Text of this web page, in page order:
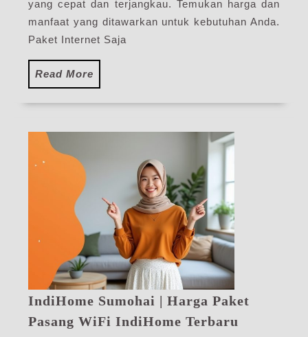
yang cepat dan terjangkau. Temukan harga dan
manfaat yang ditawarkan untuk kebutuhan Anda.
Paket Internet Saja
Read More
More
IndiHome Sumohai | Harga Paket
Pasang WiFi IndiHome Terbaru